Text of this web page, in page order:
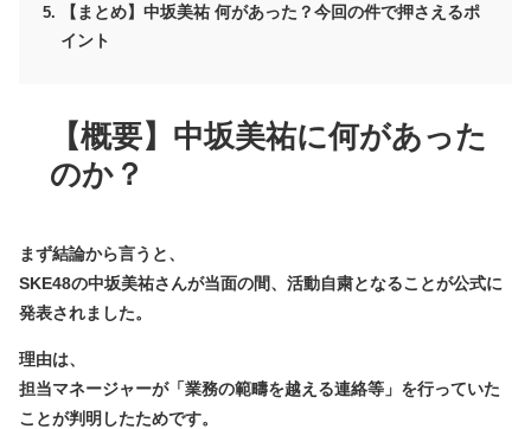
【まとめ】中坂美祐 何があった？今回の件で押さえるポ
イント
【概要】中坂美祐に何があった
のか？
まず結論から言うと、
SKE48の中坂美祐さんが当面の間、活動自粛となることが公式に
発表されました。
理由は、
担当マネージャーが「業務の範疇を越える連絡等」を行っていた
ことが判明したためです。